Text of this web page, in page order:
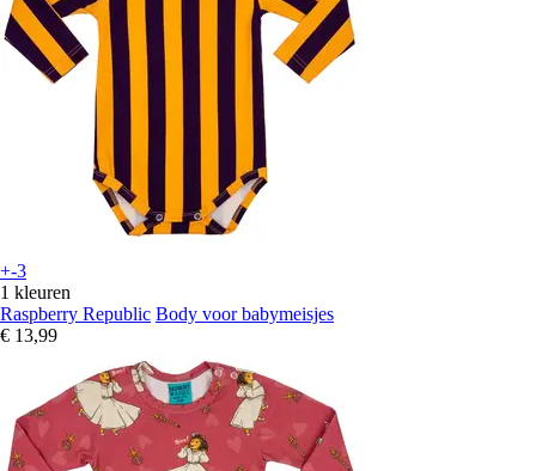
+-3
1 kleuren
Raspberry Republic Body voor babymeisjes
€ 13,99